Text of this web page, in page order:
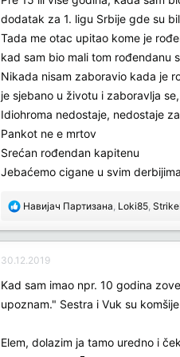
n
s
dodatak za 1. ligu Srbije gde su
Tada me otac upitao kome je
kad sam bio mali tom rođendanu
Nikada nisam zaboravio kada je
je sjebano u životu i zaboravlja
Idiohroma nedostaje, nedostaje
Pankot ne e mrtov
Srećan rođendan kapitenu
Jebaćemo cigane u svim
R
a
t
n
:
Навијач Партизана Loki85
30.12.2019
Kad sam imao npr. 10 godina
upoznam." Sestra i Vuk su
Elem, dolazim ja tamo uredno i